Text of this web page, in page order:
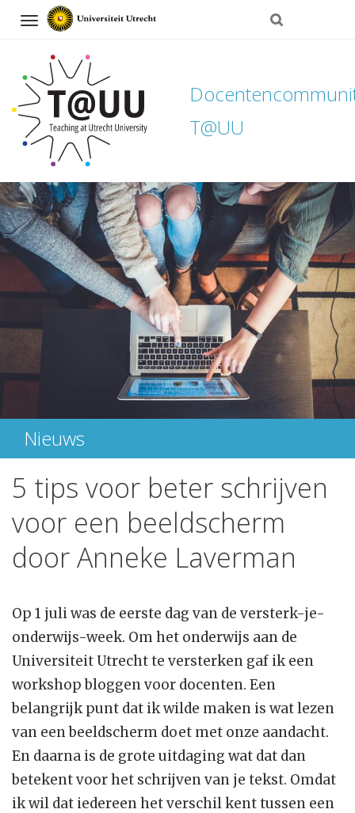
Navigation
T@UU
Direct
naar
het
inhoud
Nieuws
5 tips voor beter schrijven
voor een beeldscherm
door Anneke Laverman
Op 1 juli was de eerste dag van de versterk-je-
onderwijs-week. Om het onderwijs aan de
Universiteit Utrecht te versterken gaf ik een
workshop bloggen voor docenten. Een
belangrijk punt dat ik wilde maken is wat lezen
van een beeldscherm doet met onze aandacht.
En daarna is de grote uitdaging wat dat dan
betekent voor het schrijven van je tekst. Omdat
ik wil dat iedereen het verschil kent tussen een